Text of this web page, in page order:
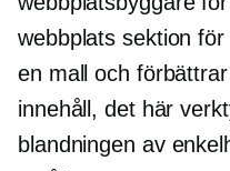
webbplats sektion
en mall och
innehåll, det här
blandningen av